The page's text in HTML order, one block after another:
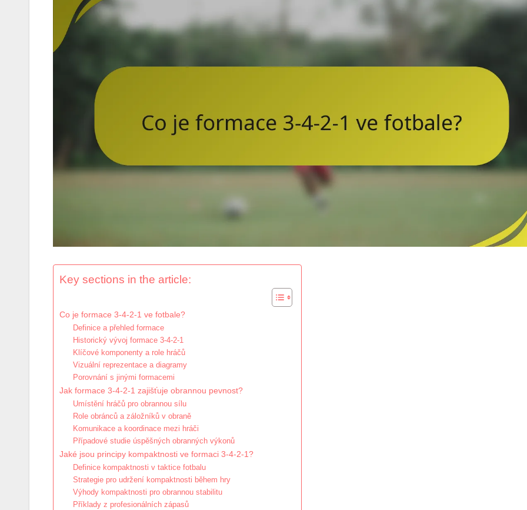
Key sections in the article:
Co je formace 3-4-2-1 ve fotbale?
Definice a přehled formace
Historický vývoj formace 3-4-2-1
Klíčové komponenty a role hráčů
Vizuální reprezentace a diagramy
Porovnání s jinými formacemi
Jak formace 3-4-2-1 zajišťuje obrannou pevnost?
Umístění hráčů pro obrannou sílu
Role obránců a záložníků v obraně
Komunikace a koordinace mezi hráči
Případové studie úspěšných obranných výkonů
Jaké jsou principy kompaktnosti ve formaci 3-4-2-1?
Definice kompaktnosti v taktice fotbalu
Strategie pro udržení kompaktnosti během hry
Výhody kompaktnosti pro obrannou stabilitu
Příklady z profesionálních zápasů